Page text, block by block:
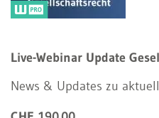
Live-Webinar Update
News & Updates zu